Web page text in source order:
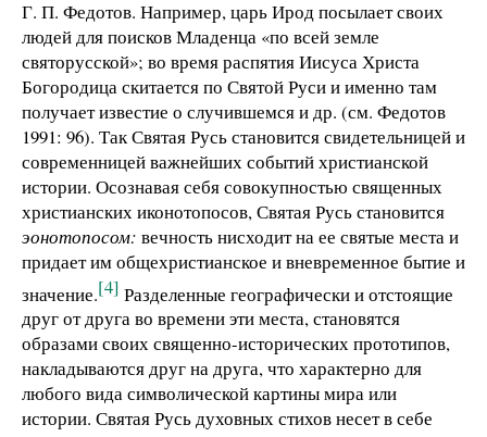
Г. П. Федотов. Например, царь Ирод посылает своих
людей для поисков Младенца «по всей земле
святорусской»; во время распятия Иисуса Христа
Богородица скитается по Святой Руси и именно там
получает известие о случившемся и др. (см. Федотов
1991: 96). Так Святая Русь становится свидетельницей и
современницей важнейших событий христианской
истории. Осознавая себя совокупностью священных
христианских иконотопосов, Святая Русь становится
эонотопосом: вечность нисходит на ее святые места и
придает им общехристианское и вневременное бытие и
значение.[4] Разделенные географически и отстоящие
друг от друга во времени эти места, становятся
образами своих священно-исторических прототипов,
накладываются друг на друга, что характерно для
любого вида символической картины мира или
истории. Святая Русь духовных стихов несет в себе